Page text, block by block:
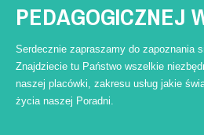
Nowości i Artykuły
Aktualności
Relacje
Artykuły
PEDAGOGICZNEJ
Serdecznie zapraszamy do zapoznania
Znajdziecie tu Państwo wszelkie
naszej placówki, zakresu usług jakie
życia naszej Poradni.